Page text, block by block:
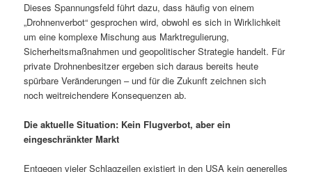
Dieses Spannungsfeld führt dazu, dass häufig von einem
„Drohnenverbot“ gesprochen wird, obwohl es sich in Wirklichkeit
um eine komplexe Mischung aus Marktregulierung,
Sicherheitsmaßnahmen und geopolitischer Strategie handelt. Für
private Drohnenbesitzer ergeben sich daraus bereits heute
spürbare Veränderungen – und für die Zukunft zeichnen sich
noch weitreichendere Konsequenzen ab.
Die aktuelle Situation: Kein Flugverbot, aber ein
eingeschränkter Markt
Entgegen vieler Schlagzeilen existiert in den USA kein generelles